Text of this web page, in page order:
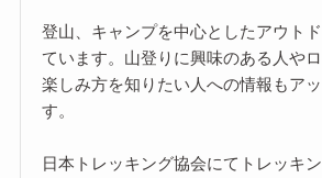
登山、キャンプを中心としたアウト
ています。山登りに興味のある人や
楽しみ方を知りたい人への情報もア
す。
日本トレッキング協会にてトレッキ